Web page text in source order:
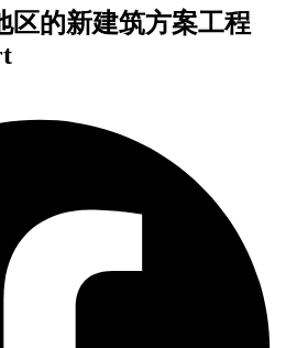
区的新建筑方案工程